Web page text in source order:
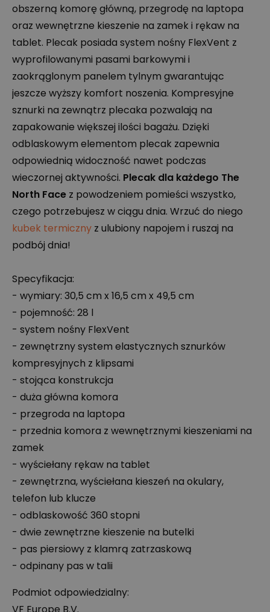
obszerną komorę główną, przegrodę na laptopa
oraz wewnętrzne kieszenie na zamek i rękaw na
tablet. Plecak posiada system nośny FlexVent z
wyprofilowanymi pasami barkowymi i
zaokrąglonym panelem tylnym gwarantując
jeszcze wyższy komfort noszenia. Kompresyjne
sznurki na zewnątrz plecaka pozwalają na
zapakowanie większej ilości bagażu. Dzięki
odblaskowym elementom plecak zapewnia
odpowiednią widoczność nawet podczas
wieczornej aktywności. Plecak dla każdego The
North Face z powodzeniem pomieści wszystko,
czego potrzebujesz w ciągu dnia. Wrzuć do niego
kubek termiczny z ulubiony napojem i ruszaj na
podbój dnia!
Specyfikacja:
- wymiary: 30,5 cm x 16,5 cm x 49,5 cm
- pojemność: 28 l
- system nośny FlexVent
- zewnętrzny system elastycznych sznurków
kompresyjnych z klipsami
- stojąca konstrukcja
- duża główna komora
- przegroda na laptopa
- przednia komora z wewnętrznymi kieszeniami na
zamek
- wyściełany rękaw na tablet
- zewnętrzna, wyściełana kieszeń na okulary,
telefon lub klucze
- odblaskowość 360 stopni
- dwie zewnętrzne kieszenie na butelki
- pas piersiowy z klamrą zatrzaskową
- odpinany pas w talii
Podmiot odpowiedzialny: